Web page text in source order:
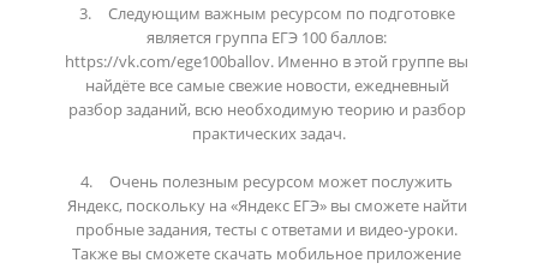
3.	Следующим важным ресурсом по подготовке
является группа ЕГЭ 100 баллов:
https://vk.com/ege100ballov. Именно в этой группе вы
найдёте все самые свежие новости, ежедневный
разбор заданий, всю необходимую теорию и разбор
практических задач.
4.	Очень полезным ресурсом может послужить
Яндекс, поскольку на «Яндекс ЕГЭ» вы сможете найти
пробные задания, тесты с ответами и видео-уроки.
Также вы сможете скачать мобильное приложение